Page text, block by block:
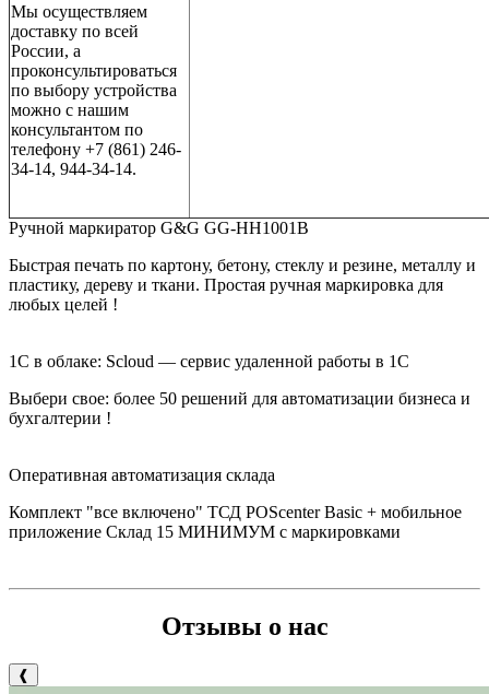
Мы осуществляем
доставку по всей
России, а
проконсультироваться
по выбору устройства
можно с нашим
консультантом по
телефону +7 (861) 246-
34-14, 944-34-14.
Ручной маркиратор G&G GG-HH1001B
Быстрая печать по картону, бетону, стеклу и резине, металлу и
пластику, дереву и ткани. Простая ручная маркировка для
любых целей !
1С в облаке: Scloud — сервис удаленной работы в 1С
Выбери свое: более 50 решений для автоматизации бизнеса и
бухгалтерии !
Оперативная автоматизация склада
Комплект "все включено" ТСД POScenter Basic + мобильное
приложение Склад 15 МИНИМУМ с маркировками
Отзывы о нас
❰